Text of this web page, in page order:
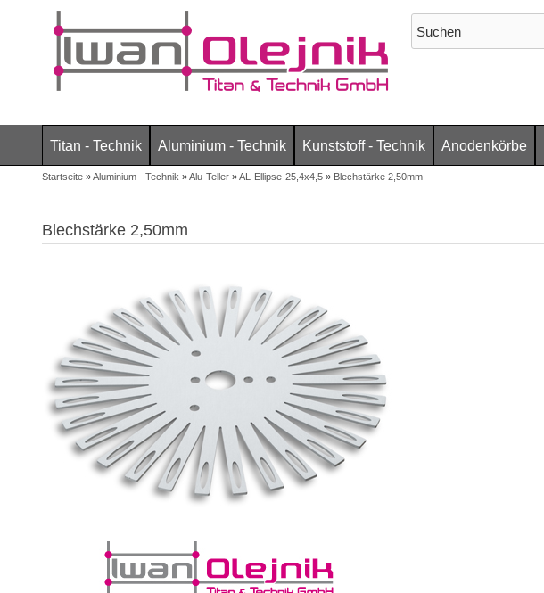
Titan - Technik Aluminium - Technik Kunststoff - Technik Anodenkörbe
Startseite »Aluminium - Technik »Alu-Teller »AL-Ellipse-25,4x4,5 » Blechstärke 2,50mm
Blechstärke 2,50mm